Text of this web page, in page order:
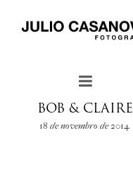
BOB & CLAIRE
18 de novembro de 2014